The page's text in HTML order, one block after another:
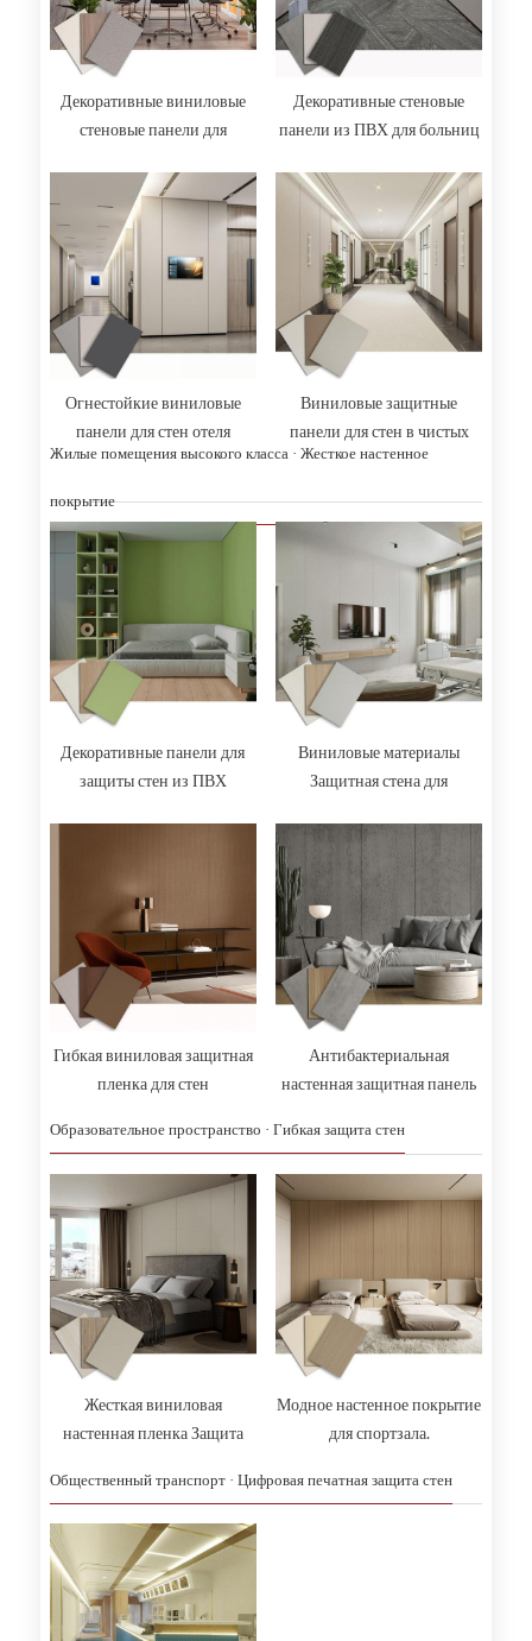
Декоративные виниловые
стеновые панели для
Декоративные стеновые
панели из ПВХ для больниц
Огнестойкие виниловые
панели для стен отеля
Виниловые защитные
панели для стен в чистых
помещениях
Жилые помещения высокого класса · Жесткое настенное
покрытие
Декоративные панели для
защиты стен из ПВХ
Виниловые материалы
Защитная стена для
Гибкая виниловая защитная
пленка для стен
Антибактериальная
настенная защитная панель
Образовательное пространство · Гибкая защита стен
Жесткая виниловая
настенная пленка Защита
Модное настенное покрытие
для спортзала.
панели.
Общественный транспорт · Цифровая печатная защита стен